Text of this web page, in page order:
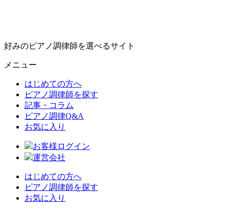
好みのピアノ調律師を選べるサイト
メニュー
はじめての方へ
ピアノ調律師を探す
記事・コラム
ピアノ調律Q&A
お気に入り
お客様ログイン
運営会社
はじめての方へ
ピアノ調律師を探す
お気に入り